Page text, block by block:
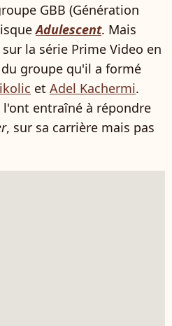
GBB (Génération
Adulescent. Mais
la série Prime Video en
groupe qu'il a formé
et Adel Kachermi.
entraîné à répondre
, sur sa carrière mais pas